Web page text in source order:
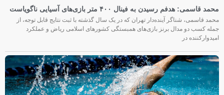
محمد قاسمی: هدفم رسیدن به فینال ۴۰۰ متر بازی‌های آسیایی ناگویاست
محمد قاسمی، شناگر آینده‌دار تهران که در یک سال گذشته با ثبت نتایج قابل توجه، از
جمله کسب دو مدال برنز بازی‌های همبستگی کشورهای اسلامی ریاض و عملکرد
امیدوارکننده در